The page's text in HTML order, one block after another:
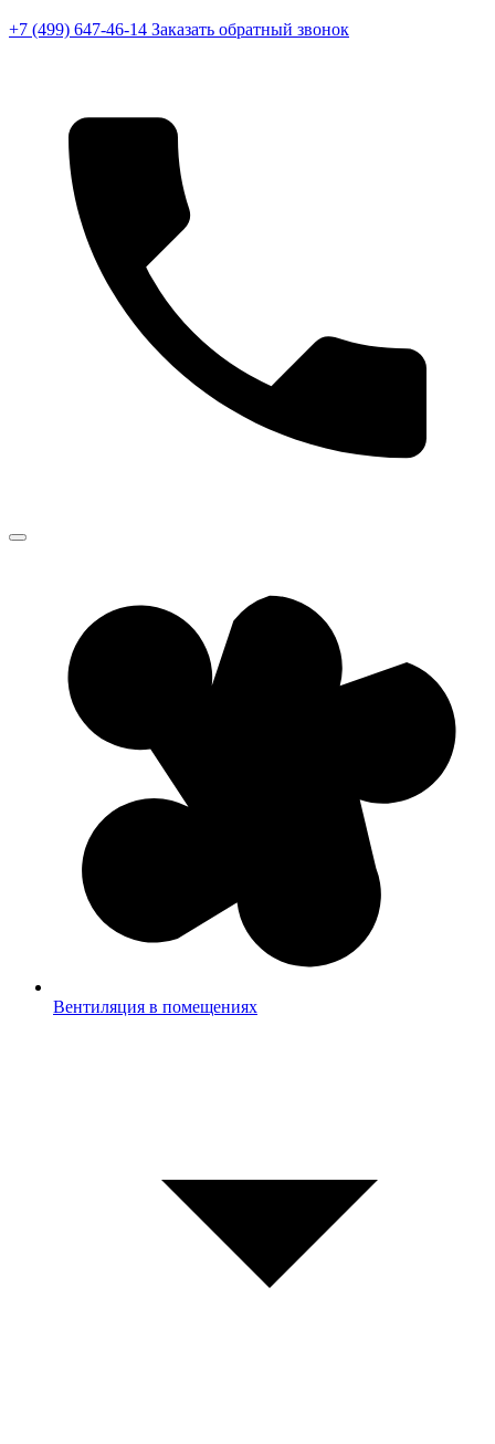
+7 (499) 647-46-14 Заказать обратный звонок
Вентиляция в помещениях